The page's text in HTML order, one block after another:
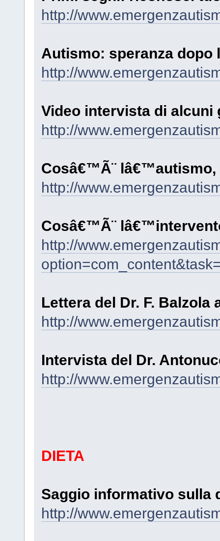
http://
Autismo: speranza dopo
http://
Video intervista di alcuni
http://
Cosâ€™Ã¨ lâ€™autismo,
http://
Cosâ€™Ã¨
http://
Lettera del Dr. F. Balzola
http://
Intervista del Dr.
http://
DIETA
Saggio informativo sulla
http://